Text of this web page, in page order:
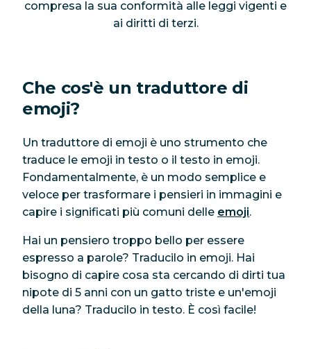
compresa la sua conformità alle leggi vigenti e
ai diritti di terzi.
Che cos'è un traduttore di
emoji?
Un traduttore di emoji è uno strumento che
traduce le emoji in testo o il testo in emoji.
Fondamentalmente, è un modo semplice e
veloce per trasformare i pensieri in immagini e
capire i significati più comuni delle emoji.
Hai un pensiero troppo bello per essere
espresso a parole? Traducilo in emoji. Hai
bisogno di capire cosa sta cercando di dirti tua
nipote di 5 anni con un gatto triste e un'emoji
della luna? Traducilo in testo. È così facile!